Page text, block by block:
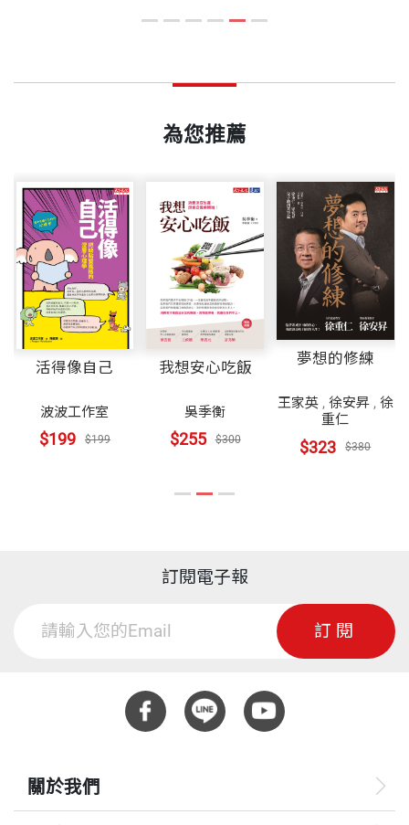
不足更大。如何拿捏？你可以學會自我疼惜。
做出更好的選擇。想要工作與生活平衡？記得，夠好
愛因斯坦、職業摔角手與成吉思汗怎麼說
結 語 成功不再跌跌撞撞
謝 辭
參考目錄
「這本書令人印象深刻啊！作者巴克好像在一派胡
自己強灌的許多迷思。」
——羅伯特．席爾迪尼（Robert B. Cialdini），暢銷書
《影響力》與《鋪梗力》作者
「大師之作！巴克說了很多有趣的故事，提出豐富的
不禁笑出聲來，點頭認同，不時停下來思考剛才吸收
到的新知，不知不覺一頁翻過一頁，等不及想看他接
「我認識的最聰明人士，有很多都像教徒般虔誠地閱
讀巴克的文章，不是沒有原因的。這本書醞釀了好
久，我很高興它終於出來了。」
——萊恩．霍利得（Ryan Holiday），媒體策略專
家、暢銷書《障礙就是道路》作者
案。
師大翻譯所畢，自由譯者，譯有《好日子革新手
冊》、《100歲的人生戰略》、《跟TED學說故事，
感動全世界》、《為什麼這樣工作會快、準、好》。
重量
為您推薦
活得像自己
波波工作室
$199 $199
我想安心吃飯
吳季衡
$255 $300
夢想的修練
王家英, 徐安昇, 徐
重仁
$323 $380
訂閱電子報
訂閱
關於我們